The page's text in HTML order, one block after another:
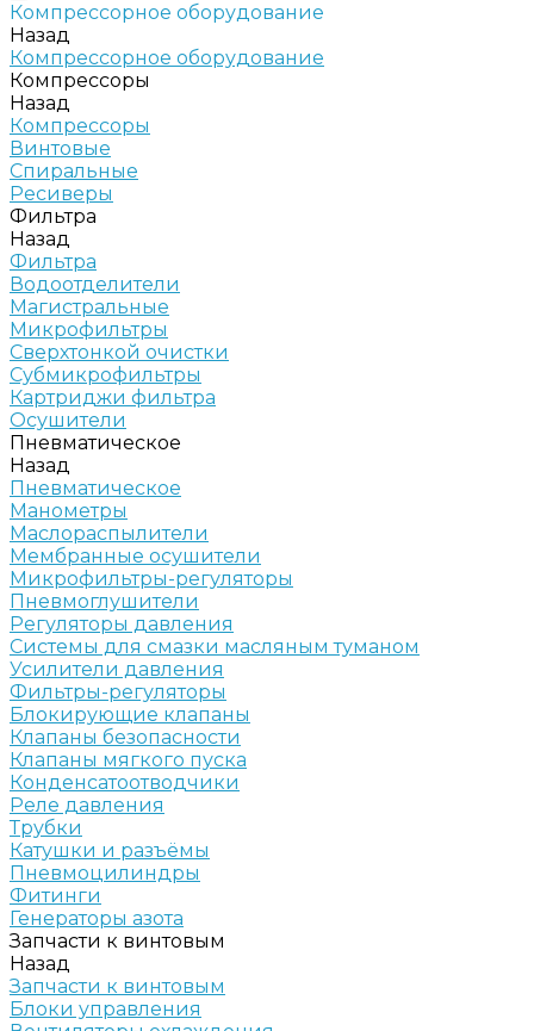
Компрессорное оборудование
Назад
Компрессорное оборудование
Компрессоры
Назад
Компрессоры
Винтовые
Спиральные
Ресиверы
Фильтра
Назад
Фильтра
Водоотделители
Магистральные
Микрофильтры
Сверхтонкой очистки
Субмикрофильтры
Картриджи фильтра
Осушители
Пневматическое
Назад
Пневматическое
Манометры
Маслораспылители
Мембранные осушители
Микрофильтры-регуляторы
Пневмоглушители
Регуляторы давления
Системы для смазки масляным туманом
Усилители давления
Фильтры-регуляторы
Блокирующие клапаны
Клапаны безопасности
Клапаны мягкого пуска
Конденсатоотводчики
Реле давления
Трубки
Катушки и разъёмы
Пневмоцилиндры
Фитинги
Генераторы азота
Запчасти к винтовым
Назад
Запчасти к винтовым
Блоки управления